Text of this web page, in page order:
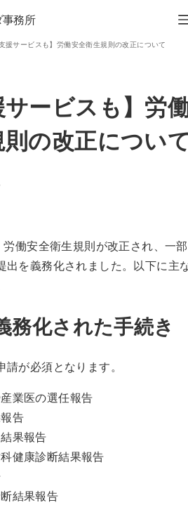
務所
援サービスも】労働安全衛生規則の改正について
サービスも】労
の改正につい
働安全衛生規則が改正され、一
出を義務化されました。以下に主
務化された手続き
が必須となります。
業医の選任報告
告
果報告
健康診断結果報告
結果報告